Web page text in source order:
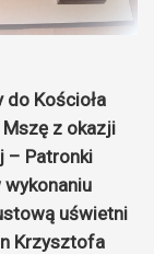
Kościoła
Mszę z okazji
– Patronki
uświetni
Krzysztofa